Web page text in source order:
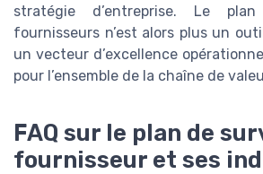
stratégie d’entreprise. Le
fournisseurs n’est alors plus un
un vecteur d’excellence
pour l’ensemble de la chaîne de
FAQ sur le plan de
fournisseur et ses